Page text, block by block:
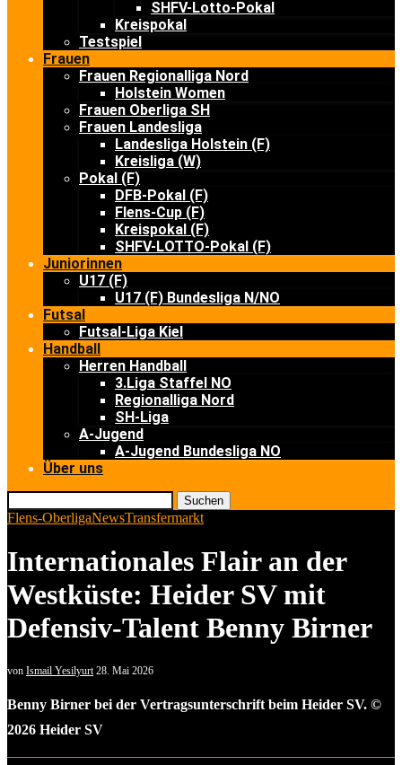
SHFV-Lotto-Pokal
Kreispokal
Testspiel
Frauen
Frauen Regionalliga Nord
Holstein Women
Frauen Oberliga SH
Frauen Landesliga
Landesliga Holstein (F)
Kreisliga (W)
Pokal (F)
DFB-Pokal (F)
Flens-Cup (F)
Kreispokal (F)
SHFV-LOTTO-Pokal (F)
Juniorinnen
U17 (F)
U17 (F) Bundesliga N/NO
Futsal
Futsal-Liga Kiel
Handball
Herren Handball
3.Liga Staffel NO
Regionalliga Nord
SH-Liga
A-Jugend
A-Jugend Bundesliga NO
Über uns
Suchen
Flens-OberligaNewsTransfermarkt
Internationales Flair an der
Westküste: Heider SV mit
Defensiv-Talent Benny Birner
von Ismail Yesilyurt 28. Mai 2026
Benny Birner bei der Vertragsunterschrift beim Heider SV. ©
2026 Heider SV